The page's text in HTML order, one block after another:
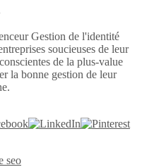
Gestion de l'identité
soucieuses de leur
de la plus-value
la bonne gestion de leur
seo